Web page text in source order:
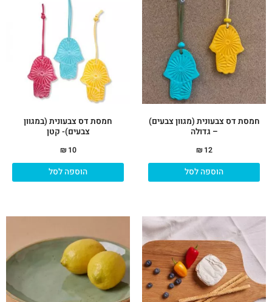
חמסת דס צבעונית (מגוון צבעים)
– גדולה
₪ 12
הוספה לסל
חמסת דס צבעונית (במגוון
צבעים)- קטן
₪ 10
הוספה לסל